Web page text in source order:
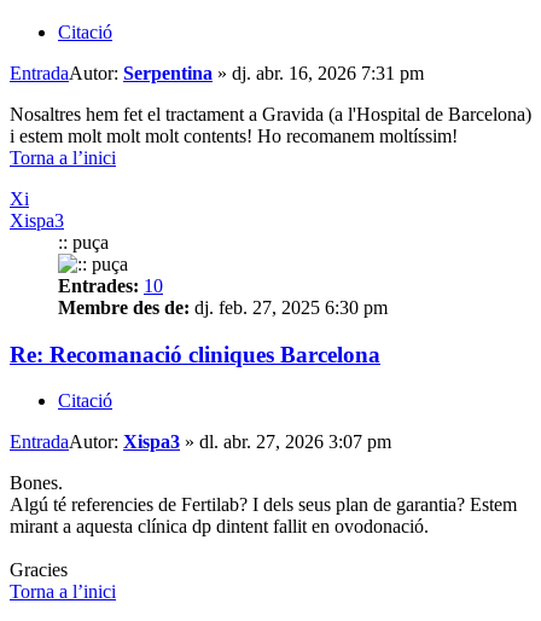
Citació
EntradaAutor: Serpentina » dj. abr. 16, 2026 7:31 pm
Nosaltres hem fet el tractament a Gravida (a l'Hospital de Barcelona)
i estem molt molt molt contents! Ho recomanem moltíssim!
Torna a l’inici
Xi
Xispa3
:: puça
Entrades: 10
Membre des de: dj. feb. 27, 2025 6:30 pm
Re: Recomanació cliniques Barcelona
Citació
EntradaAutor: Xispa3 » dl. abr. 27, 2026 3:07 pm
Bones.
Algú té referencies de Fertilab? I dels seus plan de garantia? Estem
mirant a aquesta clínica dp dintent fallit en ovodonació.
Gracies
Torna a l’inici